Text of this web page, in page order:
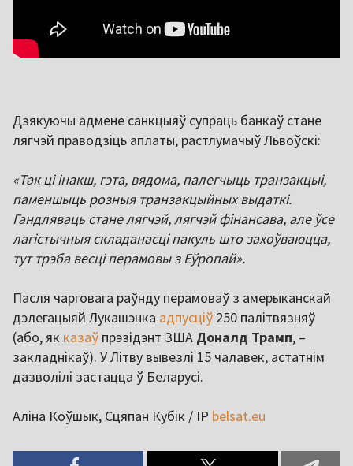
Дзякуючы адмене санкцыяў супраць банкаў стане
лягчэй праводзіць аплаты, растлумачыў Львоўскі:
«Так ці інакш, гэта, вядома, палегчыць транзакцыі,
паменшыць розныя транзакцыйных выдаткі.
Гандляваць стане лягчэй, лягчэй фінансава, але ўсе
лагістычныя складанасці пакуль што захоўваюцца,
тут трэба весці перамовы з Еўропай».
Пасля чарговага раўнду перамоваў з амерыканскай
дэлегацыяй Лукашэнка адпусціў 250 палітвязняў
(або, як казаў прэзідэнт ЗША Доналд Трамп, –
закладнікаў). У Літву вывезлі 15 чалавек, астатнім
дазволілі застацца ў Беларусі.
Аліна Коўшык, Сцяпан Кубік / ІР belsat.eu